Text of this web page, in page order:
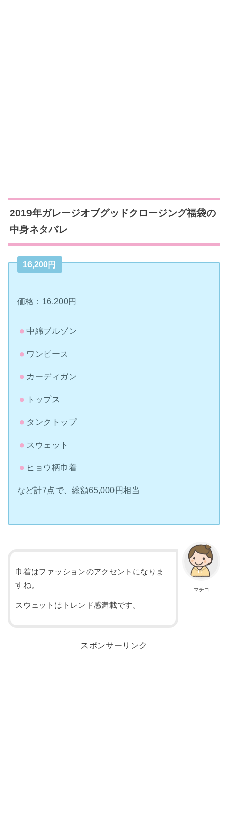
2019年ガレージオブグッドクロージング福袋の
中身ネタバレ
16,200円
価格：16,200円
中綿ブルゾン
ワンピース
カーディガン
トップス
タンクトップ
スウェット
ヒョウ柄巾着
など計7点で、総額65,000円相当
マチコ
巾着はファッションのアクセントになりま
すね。
スウェットはトレンド感満載です。
スポンサーリンク